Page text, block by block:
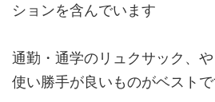
ションを含んでいます
通勤・通学のリュクサック、
使い勝手が良いものがベストで